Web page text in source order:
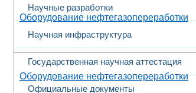
Научные разработки
Научная инфраструктура
Государственная научная аттестация
Официальные документы
Оборудование нефтегазопереработки
Оборудование нефтегазопереработки